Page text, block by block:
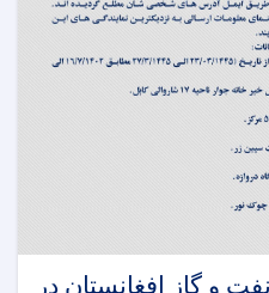
و گاز افغانستان در